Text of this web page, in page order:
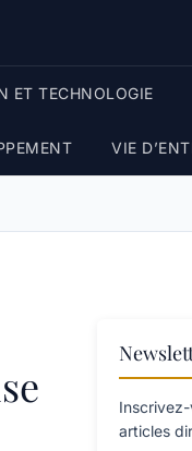
ET TECHNOLOGIE
VIE
articles